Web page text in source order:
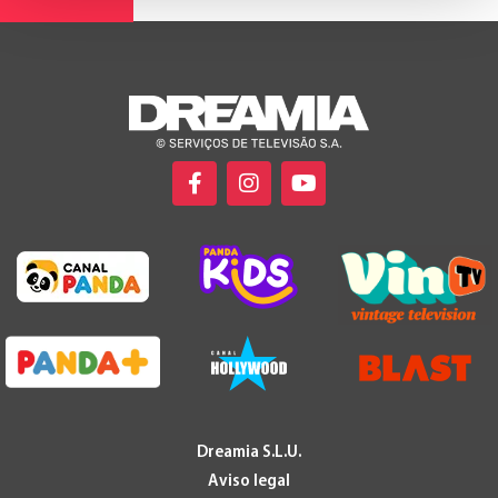
Dreamia S.L.U.
Aviso legal